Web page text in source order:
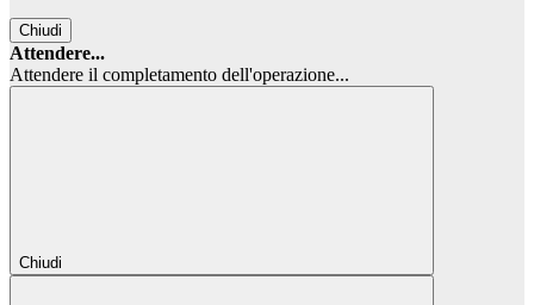
Chiudi
Attendere...
Attendere il completamento dell'operazione...
Chiudi